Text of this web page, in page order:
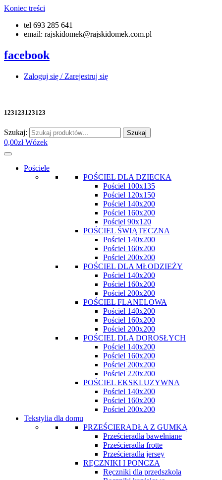
Koniec treści
tel 693 285 641
email: rajskidomek@rajskidomek.com.pl
facebook
Zaloguj się / Zarejestruj się
123123123123
Szukaj: Szukaj
0,00zł Wózek
Pościele
POŚCIEL DLA DZIECKA
Pościel 100x135
Pościel 120x150
Pościel 140x200
Pościel 160x200
Pościel 90x120
POŚCIEL ŚWIĄTECZNA
Pościel 140x200
Pościel 160x200
Pościel 200x200
POŚCIEL DLA MŁODZIEŻY
Pościel 140x200
Pościel 160x200
Pościel 200x200
POŚCIEL FLANELOWA
Pościel 140x200
Pościel 160x200
Pościel 200x200
POŚCIEL DLA DOROSŁYCH
Pościel 140x200
Pościel 160x200
Pościel 200x200
Pościel 220x200
POŚCIEL EKSKLUZYWNA
Pościel 140x200
Pościel 160x200
Pościel 200x200
Tekstylia dla domu
PRZEŚCIERADŁA Z GUMKĄ
Prześcieradła bawełniane
Prześcieradła frotte
Prześcieradła jersey
RĘCZNIKI I PONCZA
Ręczniki dla przedszkola